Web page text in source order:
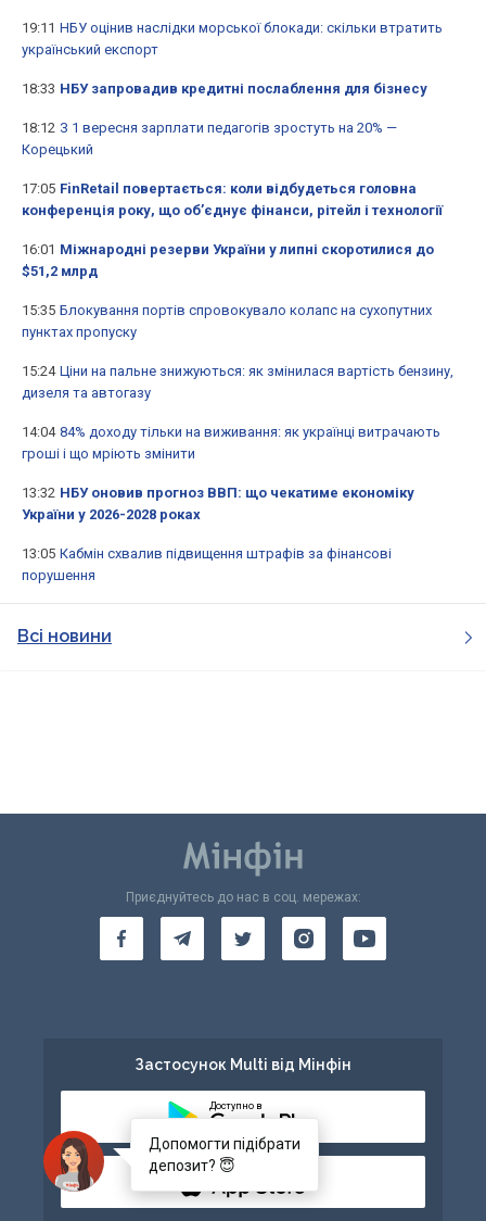
19:11 НБУ оцінив наслідки морської блокади: скільки втратить
український експорт
18:33 НБУ запровадив кредитні послаблення для бізнесу
18:12 З 1 вересня зарплати педагогів зростуть на 20% —
Корецький
17:05 FinRetail повертається: коли відбудеться головна
конференція року, що об’єднує фінанси, рітейл і технології
16:01 Міжнародні резерви України у липні скоротилися до
$51,2 млрд
15:35 Блокування портів спровокувало колапс на сухопутних
пунктах пропуску
15:24 Ціни на пальне знижуються: як змінилася вартість бензину,
дизеля та автогазу
14:04 84% доходу тільки на виживання: як українці витрачають
гроші і що мріють змінити
13:32 НБУ оновив прогноз ВВП: що чекатиме економіку
України у 2026-2028 роках
13:05 Кабмін схвалив підвищення штрафів за фінансові
порушення
Всі новини
Приєднуйтесь до нас в соц. мережах:
Застосунок Multi від Мінфін
Доступно в
Доступно в
Допомогти підібрати
депозит? 😇